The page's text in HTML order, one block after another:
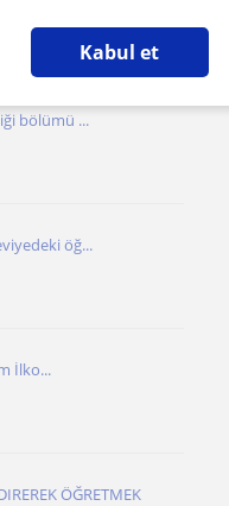
Kabul et
bölümü ...
öğ...
İlko...
ÖĞRETMEK